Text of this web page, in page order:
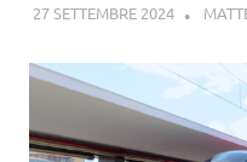
27 SETTEMBRE 2024